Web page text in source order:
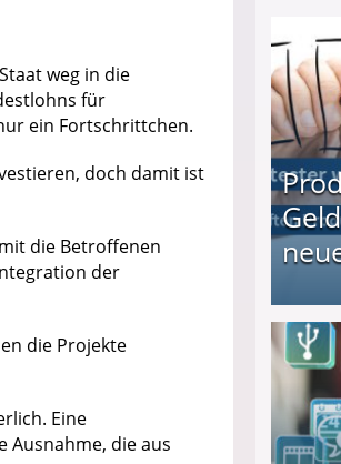
weg in die
für
ein Fortschrittchen.
doch damit ist
die Betroffenen
der
die Projekte
Eine
Ausnahme, die aus
werden und Geld verdienen ↻